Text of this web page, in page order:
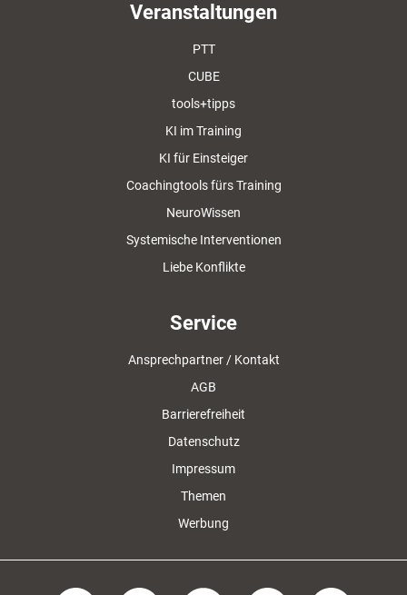
Veranstaltungen
PTT
CUBE
tools+tipps
KI im Training
KI für Einsteiger
Coachingtools fürs Training
NeuroWissen
Systemische Interventionen
Liebe Konflikte
Service
Ansprechpartner / Kontakt
AGB
Barrierefreiheit
Datenschutz
Impressum
Themen
Werbung